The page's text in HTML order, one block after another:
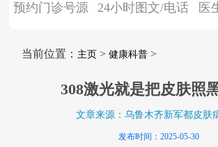
预约门诊号源 24小时图文/电话 医
当前位置： 主页> 健康科普>
308激光就是把皮肤照
文章来源：乌鲁木齐新军都皮肤
发布时间：2025-05-30